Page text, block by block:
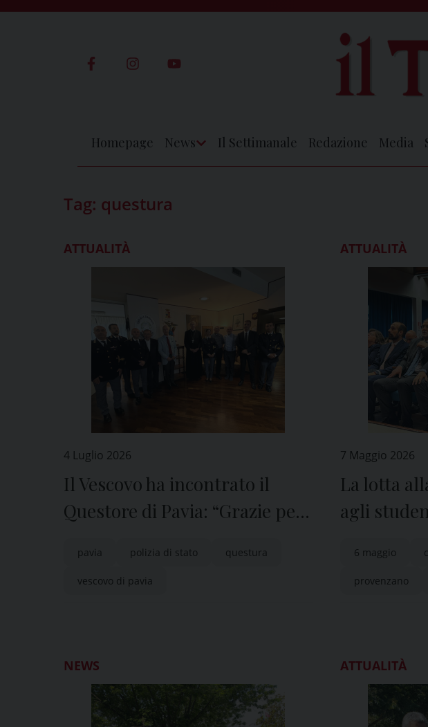
Homepage News Il Settimanale Redazione Media
Tag: questura
ATTUALITÀ
4 Luglio 2026
Il Vescovo ha incontrato il
Questore di Pavia: “Grazie per
di Papa Leone XIV”
pavia polizia di stato questura
vescovo di pavia
ATTUALITÀ
7 Maggio 2026
La lotta
agli
6 maggio
provenzano
NEWS ATTUALITÀ